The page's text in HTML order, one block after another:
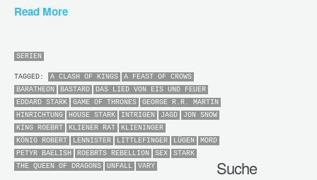
Read More
SERIEN
TAGGED: A CLASH OF KINGS
A FEAST OF CROWS
BARATHEON
BASTARD
DAS LIED VON EIS UND FEUER
EDDARD STARK
GAME OF THRONES
GEORGE R.R. MARTIN
HINRICHTUNG
HOUSE STARK INTRIGEN JAGD
JON SNOW
KING ROEBRT
KLIENER RAT
KLIENINGER
KÖNIG ROBERT
LENNISTER LITTLEFINGER LÜGEN
MORD
PETYR BAELISH
ROEBRTS REBELLION SEX
STARK
THE QUEEN OF DRAGONS
UNFALL VARY Suche